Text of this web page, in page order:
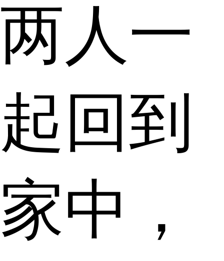
两人一
起回到
家中，